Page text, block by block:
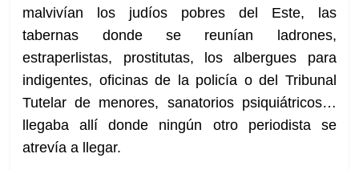
malvivían los judíos pobres del Este, las
tabernas donde se reunían ladrones,
estraperlistas, prostitutas, los albergues para
indigentes, oficinas de la policía o del Tribunal
Tutelar de menores, sanatorios psiquiátricos…
llegaba allí donde ningún otro periodista se
atrevía a llegar.